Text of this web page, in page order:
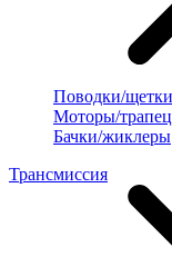
Поводки/
Моторы/
Бачки/жиклеры
Трансмиссия